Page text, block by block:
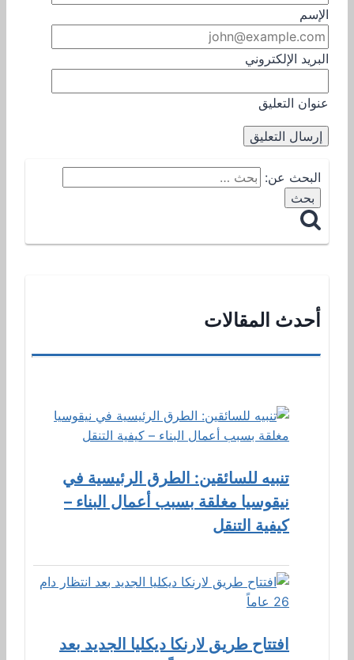
الإسم
البريد الإلكتروني
عنوان التعليق
البحث عن:
أحدث المقالات
تنبيه للسائقين: الطرق الرئيسية في
نيقوسيا مغلقة بسبب أعمال البناء –
كيفية التنقل
افتتاح طريق لارنكا ديكليا الجديد بعد